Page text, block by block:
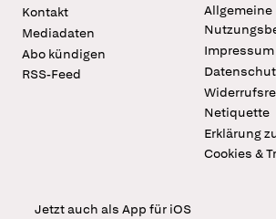
Kontakt
Mediadaten
Abo kündigen
RSS-Feed
Allgemeine
Impressum
Netiquette
Erklärung
Cookies &
Jetzt auch als App für iOS